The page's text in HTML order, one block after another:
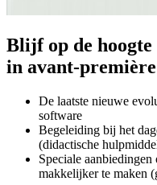
Blijf op de hoogte
in avant-
De laatste nieuwe
software
Begeleiding bij het
(didactische
Speciale
makkelijker te maken